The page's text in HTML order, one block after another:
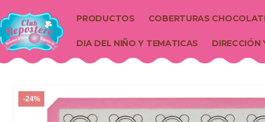
PRODUCTOS COBERTURAS
DIA DEL NIÑO Y TEMATICAS DIRECCIÓN
-24%